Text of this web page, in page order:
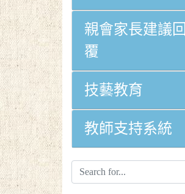
親會家長建議回
覆
技藝教育
教師支持系統